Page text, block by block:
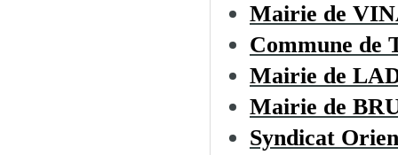
Mairie de
Commune de
Mairie de
Mairie de
Syndicat